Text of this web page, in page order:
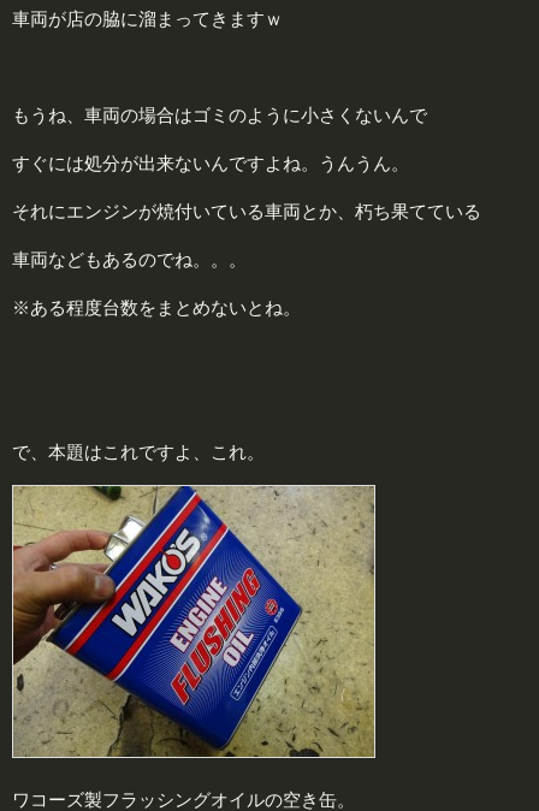
車両が店の脇に溜まってきますｗ
もうね、車両の場合はゴミのように小さくないんで
すぐには処分が出来ないんですよね。うんうん。
それにエンジンが焼付いている車両とか、朽ち果てている
車両などもあるのでね。。。
※ある程度台数をまとめないとね。
で、本題はこれですよ、これ。
ワコーズ製フラッシングオイルの空き缶。